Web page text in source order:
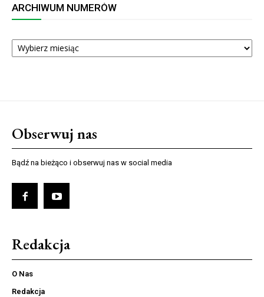
ARCHIWUM NUMERÓW
ARCHIWUM
NUMERÓW
Obserwuj nas
Bądź na bieżąco i obserwuj nas w social media
Redakcja
O Nas
Redakcja